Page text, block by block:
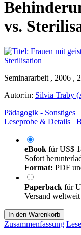
vs.
Seminararbeit , 2006 ,
Autor:in: Silvia Traby
Pädagogik - Sonstiges
Leseprobe & Details
eBook fürUS$
Sofort
Format: PDF
Paperback für
Versand weltweit
In den Warenkorb
Zusammenfassung